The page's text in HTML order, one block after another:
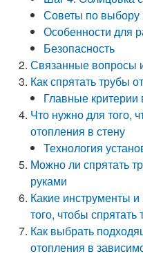
Советы по выбору
Особенности для
Безопасность
Связанные вопросы
Как спрятать трубы
Главные критерии
Что нужно для того,
отопления в стену
Технология
Можно ли спрятать
руками
Какие инструменты
того, чтобы
Как выбрать
отопления в